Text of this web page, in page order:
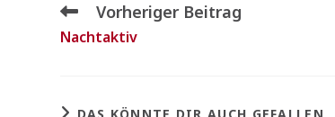
Vorheriger Beitrag
Nachtaktiv